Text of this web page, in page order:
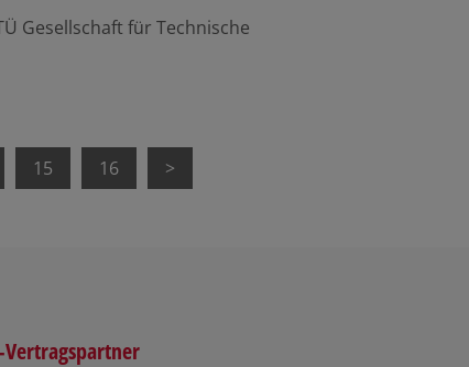
Gesellschaft für Technische
15 16
Vertragspartner